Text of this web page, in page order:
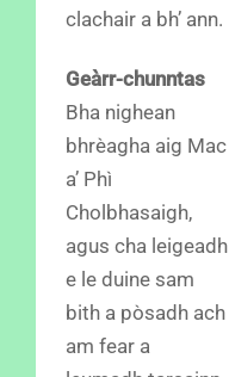
clachair a bh’ ann.
Geàrr-chunntas
Bha nighean
bhrèagha aig Mac
a’ Phì
Cholbhasaigh,
agus cha leigeadh
e le duine sam
bith a pòsadh ach
am fear a